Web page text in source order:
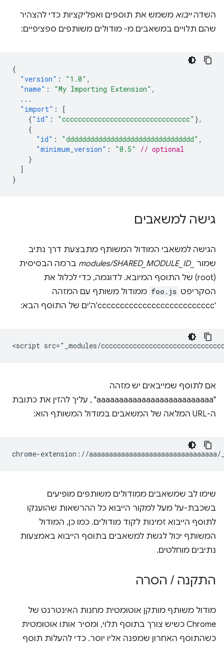
השדהייבוא משמש את תוספים ואפליקציות כדי להצהיר
שהם תלויים במשאבים מ- מודולים משותפים ספציפיים:
{
"version" : "1.0" ,
"name" : "My Importing Extension" ,
...
"import" :
[
{"id" : "cccccccccccccccccccccccccccccccc" },
{
"id" : "dddddddddddddddddddddddddddddddd" ,
"minimum_version" : "0.5"
// optional
}
]
}
גישה למשאבים
הגישה למשאבי המודול המשותף מתבצעת דרך נתיב
שמור _modules/SHARED_MODULE_ID
ברמה הבסיסית
(root) של התוסף המיובא. לדוגמה, כדי לכלול את
הסקריפט foo.js ממודול משותף עם המזהה
'cccccccccccccccccccccccccc'ה'ים של התוסף הבא:
אם לתוסף שמייבאים יש מזהה
"aaaaaaaaaaaaaaaaaaaaaaaaaa" , עליך להזין את כתובת
ה-URL המלאה של המשאבים במודול המשותף הוא:
שימו לב שמשאבים ממודולים משותפים מופיעים
בשכבת-על מעל למקור הייבוא כל ההרשאות שהוענקו
לתוסף הייבוא זמינות לקוד מודולים. כמו כן, המודול
המשותף יכול לגשת למשאבים בתוסף הייבוא באמצעות
נתיבים מוחלטים.
התקנה / הסרה
מודול משותף מותקן אוטומטית מחנות האינטרנט של
Chrome כשיש צורך בתוסף תלוי, ומסיר אותו אוטומטית
כשהתוסף האחרון שמפנה אליו יוסר. כדי להעלות תוסף